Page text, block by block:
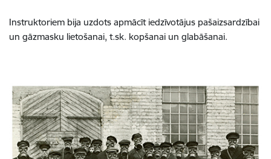
Instruktoriem bija uzdots apmācīt iedzīvotājus pašaizsardzībai
un gāzmasku lietošanai, t.sk. kopšanai un glabāšanai.